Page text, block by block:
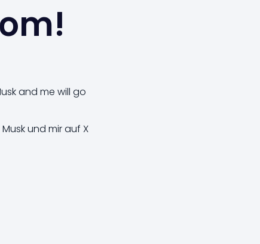
and me will go
und mir auf X